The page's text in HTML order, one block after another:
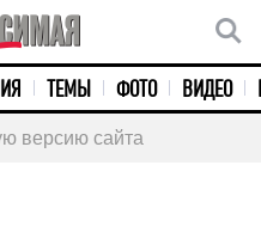
ТЕМЫ ФОТО ВИДЕО
версию сайта